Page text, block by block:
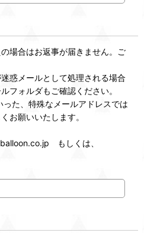
場合はお返事が届きません。ご
惑メールとして処理される場合
フォルダもご確認ください。
った、特殊なメールアドレスでは
お願いいたします。
もしくは、